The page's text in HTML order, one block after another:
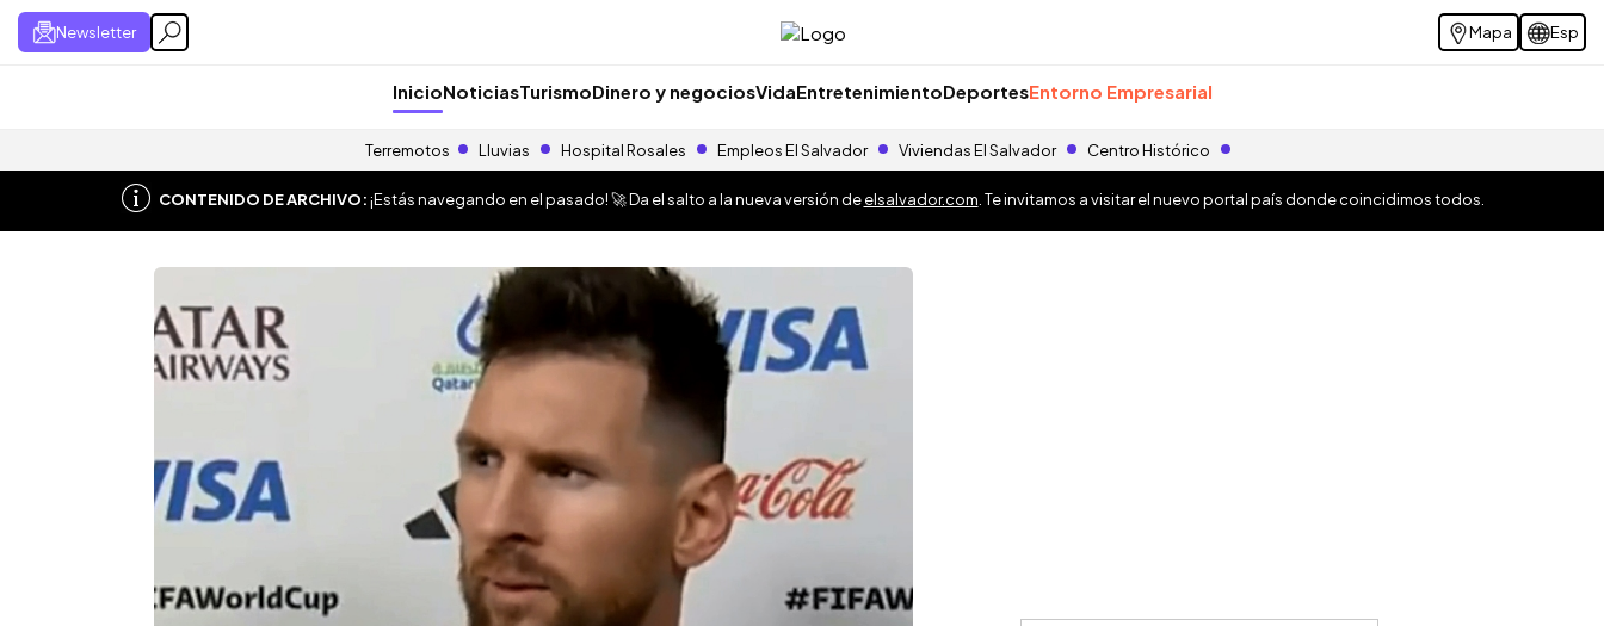
Newsletter Mapa Esp
InicioNoticiasTurismoDinero y negociosVidaEntretenimientoDeportesEntorno Empresarial
Terremotos Lluvias Hospital Rosales Empleos El Salvador Viviendas El Salvador Centro Histórico
CONTENIDO DE ARCHIVO:¡Estás navegando en el pasado! 🚀 Da el salto a la nueva versión deelsalvador.com . Te invitamos a visitar el nuevo portal país donde coincidimos todos.